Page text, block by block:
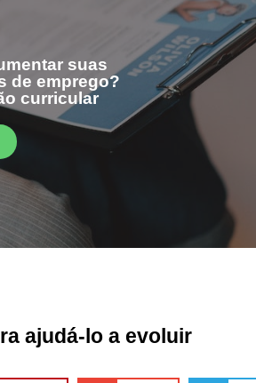
suas
de emprego?
curricular
ajudá-lo a evoluir